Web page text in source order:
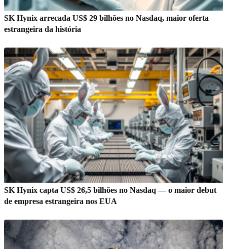
SK Hynix arrecada US$ 29 bilhões no Nasdaq, maior oferta
estrangeira da história
SK Hynix capta US$ 26,5 bilhões no Nasdaq — o maior debut
de empresa estrangeira nos EUA